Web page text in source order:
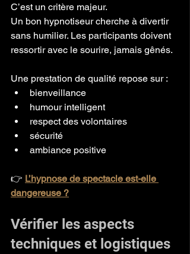
C’est un critère majeur.
Un bon hypnotiseur cherche à divertir
sans humilier. Les participants doivent
ressortir avec le sourire, jamais gênés.
Une prestation de qualité repose sur :
bienveillance
humour intelligent
respect des volontaires
sécurité
ambiance positive
👉 L’hypnose de spectacle est-elle
dangereuse ?
Vérifier les aspects
techniques et logistiques